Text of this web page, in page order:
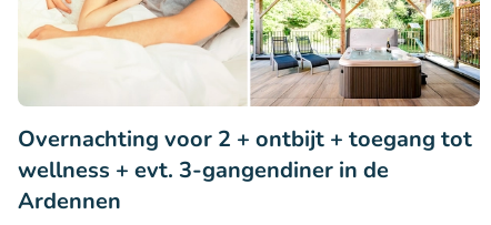
Overnachting voor 2 + ontbijt + toegang tot
wellness + evt. 3-gangendiner in de
Ardennen